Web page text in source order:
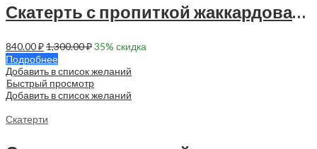
Скатерть с пропиткой жаккардовая 140х120 см — 1 шт — 90025
840.00₽1,300.00₽35% скидка
Подробнее
Добавить в список желаний
Быстрый просмотр
Добавить в список желаний
Скатерти